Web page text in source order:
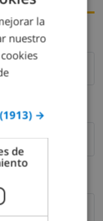
FRENCH
la
nuestro
(1913) →
de